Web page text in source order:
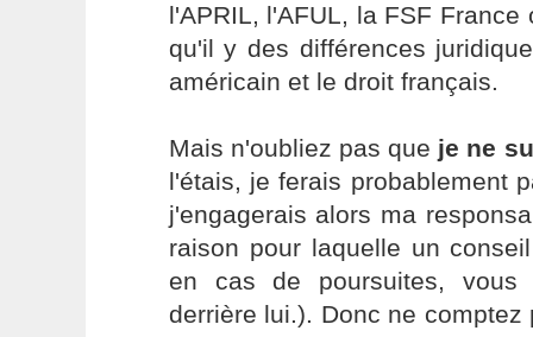
l'APRIL, l'AFUL, la FSF France
qu'il y des différences
américain et le droit français.
Mais n'oubliez pas que je ne
l'étais, je ferais probablement
j'engagerais alors ma
raison pour laquelle un
en cas de poursuites, vous
derrière lui.). Donc ne